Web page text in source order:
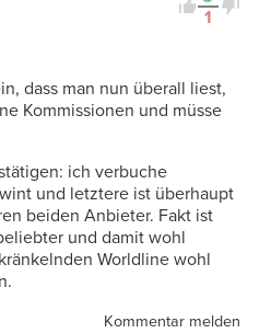
1
dass man nun überall liest,
Kommissionen und müsse
ich verbuche
und letztere ist überhaupt
beiden Anbieter. Fakt ist
und damit wohl
Worldline wohl
Kommentar melden